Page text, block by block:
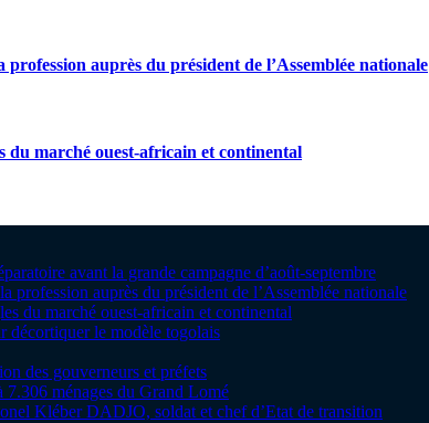
auprès du président de l’Assemblée nationale
du marché ouest-africain et continental
avant la grande campagne d’août-septembre
auprès du président de l’Assemblée nationale
du marché ouest-africain et continental
décortiquer le modèle togolais
des gouverneurs et préfets
7.306 ménages du Grand Lomé
Kléber DADJO, soldat et chef d’Etat de transition